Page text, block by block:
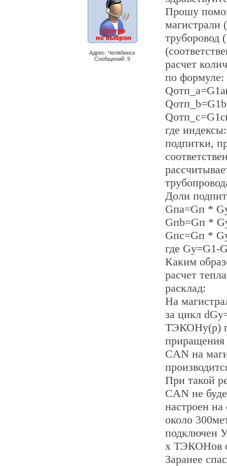
Адрес: Челябинск
Сообщений: 9
Прошу
расчет
по формуле:
где
подпитки,
Доли
Gпa=Gп *
Gпb=Gп *
Gпc=Gп *
где Gу=G1-
Каким
расчет
расклад:
На
за цикл
ТЭКОНу(р)
приращения
CAN на
При такой
CAN не
настроен
около
подключен
х ТЭКОНов
Заранее